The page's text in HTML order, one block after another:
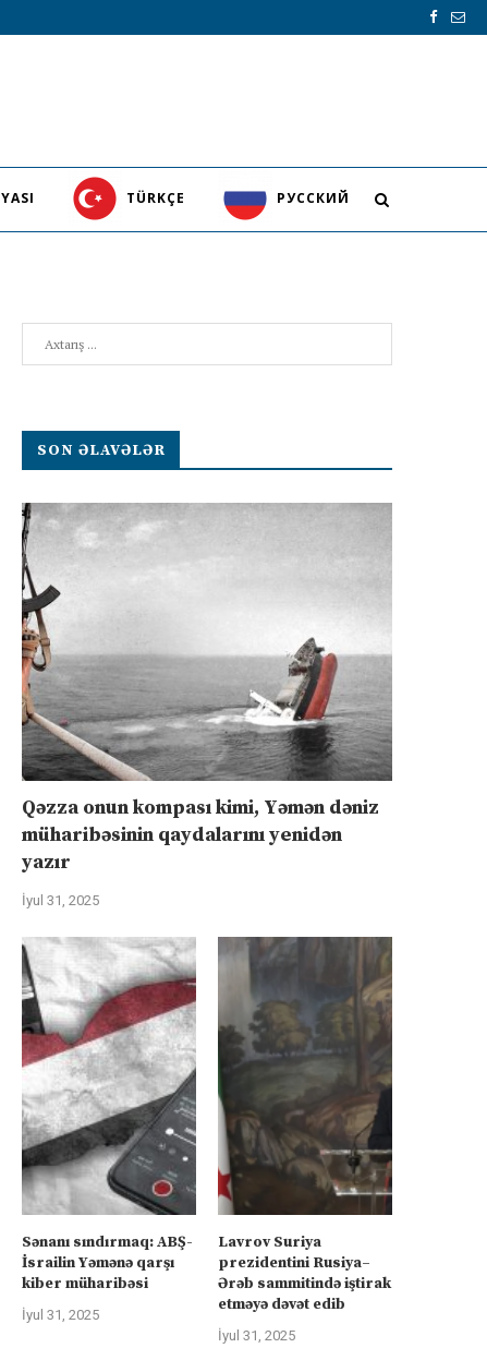
TÜRKÇE PУССКИЙ
SON ƏLAVƏLƏR
Qəzza onun kompası kimi, Yəmən dəniz
müharibəsinin qaydalarını yenidən
yazır
İyul 31, 2025
Sənanı sındırmaq: ABŞ-
İsrailin Yəmənə qarşı
kiber müharibəsi
İyul 31, 2025
Lavrov Suriya
prezidentini Rusiya–
Ərəb sammitində iştirak
etməyə dəvət edib
İyul 31, 2025